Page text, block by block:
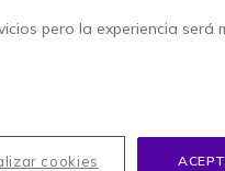
Contacte
pero la experiencia será
cookies